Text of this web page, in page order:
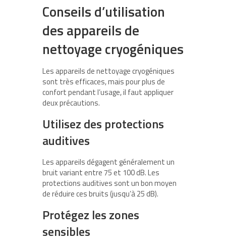
Conseils d’utilisation
des appareils de
nettoyage cryogéniques
Les appareils de nettoyage cryogéniques
sont très efficaces, mais pour plus de
confort pendant l’usage, il faut appliquer
deux précautions.
Utilisez des protections
auditives
Les appareils dégagent généralement un
bruit variant entre 75 et 100 dB. Les
protections auditives sont un bon moyen
de réduire ces bruits (jusqu’à 25 dB).
Protégez les zones
sensibles